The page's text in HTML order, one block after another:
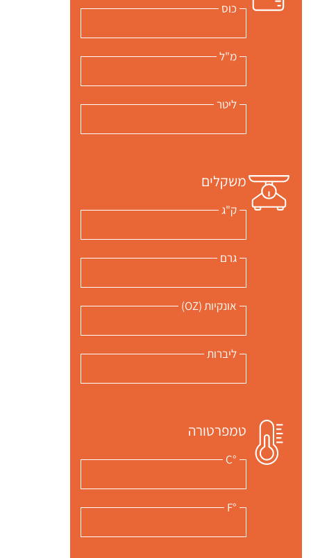
שלי "פודיק" כמנויים עוד היום!
כוס
מ"ל
ליטר
משקלים
ק"ג
גרם
אונקיות (OZ)
ליברות
טמפרטורה
°C
°F